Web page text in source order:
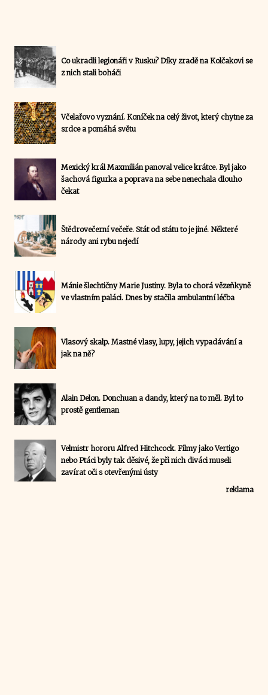
Co ukradli legionáři v Rusku? Díky zradě na Kolčakovi se
z nich stali boháči
Včelařovo vyznání. Koníček na celý život, který chytne za
srdce a pomáhá světu
Mexický král Maxmilián panoval velice krátce. Byl jako
šachová figurka a poprava na sebe nenechala dlouho
čekat
Štědrovečerní večeře. Stát od státu to je jiné. Některé
národy ani rybu nejedí
Mánie šlechtičny Marie Justiny. Byla to chorá vězeňkyně
ve vlastním paláci. Dnes by stačila ambulantní léčba
Vlasový skalp. Mastné vlasy, lupy, jejich vypadávání a
jak na ně?
Alain Delon. Donchuan a dandy, který na to měl. Byl to
prostě gentleman
Velmistr hororu Alfred Hitchcock. Filmy jako Vertigo
nebo Ptáci byly tak děsivé, že při nich diváci museli
zavírat oči s otevřenými ústy
reklama